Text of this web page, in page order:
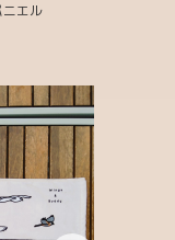
エル